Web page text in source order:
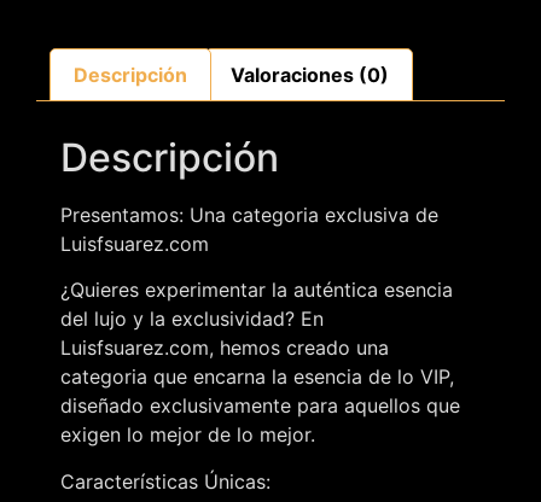
Descripción Valoraciones (0)
Descripción
Presentamos: Una categoria exclusiva de
Luisfsuarez.com
¿Quieres experimentar la auténtica esencia
del lujo y la exclusividad? En
Luisfsuarez.com, hemos creado una
categoria que encarna la esencia de lo VIP,
diseñado exclusivamente para aquellos que
exigen lo mejor de lo mejor.
Características Únicas: